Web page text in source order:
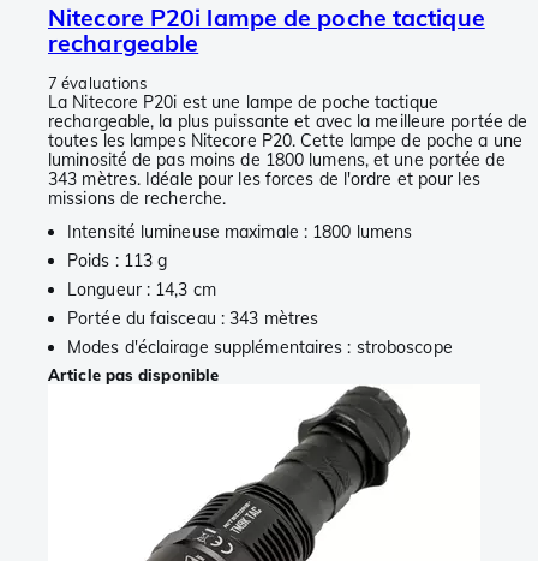
Nitecore P20i lampe de poche tactique
rechargeable
7 évaluations
La Nitecore P20i est une lampe de poche tactique
rechargeable, la plus puissante et avec la meilleure portée de
toutes les lampes Nitecore P20. Cette lampe de poche a une
luminosité de pas moins de 1800 lumens, et une portée de
343 mètres. Idéale pour les forces de l'ordre et pour les
missions de recherche.
Intensité lumineuse maximale : 1800 lumens
Poids : 113 g
Longueur : 14,3 cm
Portée du faisceau : 343 mètres
Modes d'éclairage supplémentaires : stroboscope
Article pas disponible